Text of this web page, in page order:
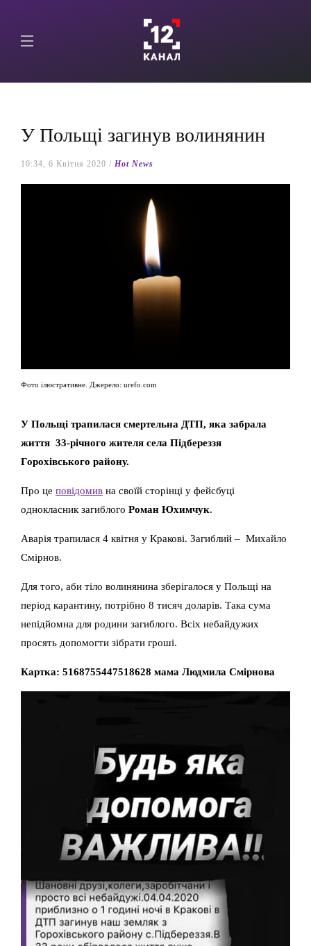
У Польщі загинув волинянин
10:34, 6 Квітня 2020 / Hot News
Фото ілюстративне. Джерело: urefo.com
У Польщі трапилася смертельна ДТП, яка забрала
життя 33-річного жителя села Підбереззя
Горохівського району.
Про це повідомив на своїй сторінці у фейсбуці
однокласник загиблого Роман Юхимчук.
Аварія трапилася 4 квітня у Кракові. Загиблий – Михайло
Смірнов.
Для того, аби тіло волинянина зберігалося у Польщі на
період карантину, потрібно 8 тисяч доларів. Така сума
непідйомна для родини загиблого. Всіх небайдужих
просять допомогти зібрати гроші.
Картка: 5168755447518628 мама Людмила Смірнова